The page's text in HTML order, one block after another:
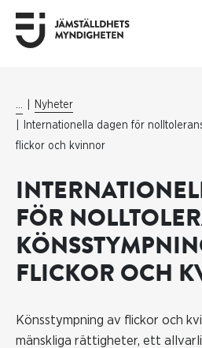
...
Nyheter
Internationella dagen för
flickor och kvinnor
FÖR
FLICKOR OCH
Könsstympning av flickor och
mänskliga rättigheter, ett